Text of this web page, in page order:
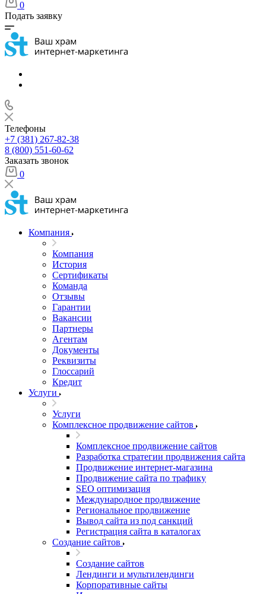
0
Подать заявку
Телефоны
+7 (381) 267-82-38
8 (800) 551-60-62
Заказать звонок
0
Компания
Компания
История
Сертификаты
Команда
Отзывы
Гарантии
Вакансии
Партнеры
Агентам
Документы
Реквизиты
Глоссарий
Кредит
Услуги
Услуги
Комплексное продвижение сайтов
Комплексное продвижение сайтов
Разработка стратегии продвижения сайта
Продвижение интернет-магазина
Продвижение сайта по трафику
SEO оптимизация
Международное продвижение
Региональное продвижение
Вывод сайта из под санкций
Регистрация сайта в каталогах
Создание сайтов
Создание сайтов
Лендинги и мультилендинги
Корпоративные сайты